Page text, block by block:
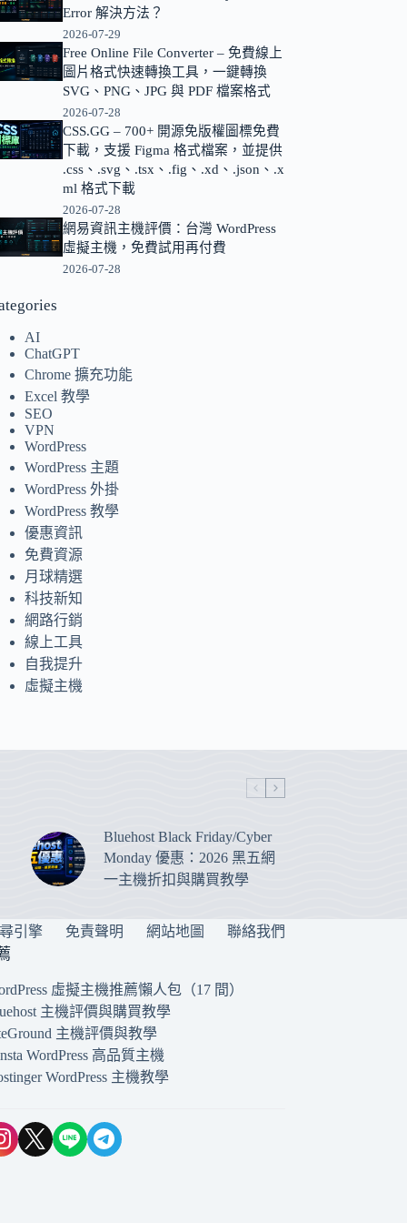
Error 解決方法？
2026-07-29
Free Online File Converter – 免費線上
圖片格式快速轉換工具，一鍵轉換
SVG、PNG、JPG 與 PDF 檔案格式
2026-07-28
CSS.GG – 700+ 開源免版權圖標免費
下載，支援 Figma 格式檔案，並提供
.css、.svg、.tsx、.fig、.xd、.json、.x
ml 格式下載
2026-07-28
網易資訊主機評價：台灣 WordPress
虛擬主機，免費試用再付費
2026-07-28
AI
ChatGPT
Chrome 擴充功能
Excel 教學
SEO
VPN
WordPress
WordPress 主題
WordPress 外掛
WordPress 教學
優惠資訊
免費資源
月球精選
科技新知
網路行銷
線上工具
自我提升
虛擬主機
Bluehost Black Friday/Cyber
Monday 優惠：2026 黑五網
一主機折扣與購買教學
引擎 免責聲明 網站地圖 聯絡我們
虛擬主機推薦懶人包（17 間）
主機評價與購買教學
主機評價與教學
WordPress 高品質主機
WordPress 主機教學